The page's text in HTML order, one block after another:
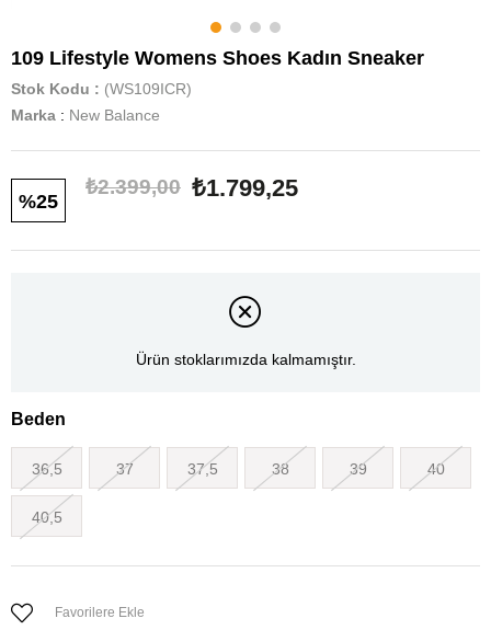
109 Lifestyle Womens Shoes Kadın Sneaker
Stok Kodu
(WS109ICR)
Marka : New Balance
25
₺2.399,00 ₺1.799,25
Ürün stoklarımızda kalmamıştır.
Beden
36,5 37 37,5 38 39 40
40,5
Favorilere Ekle